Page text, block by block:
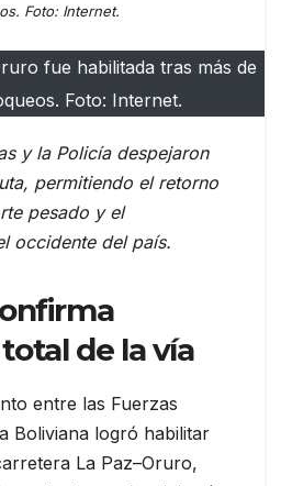
Foto: Internet.
fue habilitada tras más de
Foto: Internet.
y la Policía despejaron
permitiendo el retorno
pesado y el
occidente del país.
de la vía
entre las Fuerzas
Boliviana logró habilitar
La Paz–Oruro,